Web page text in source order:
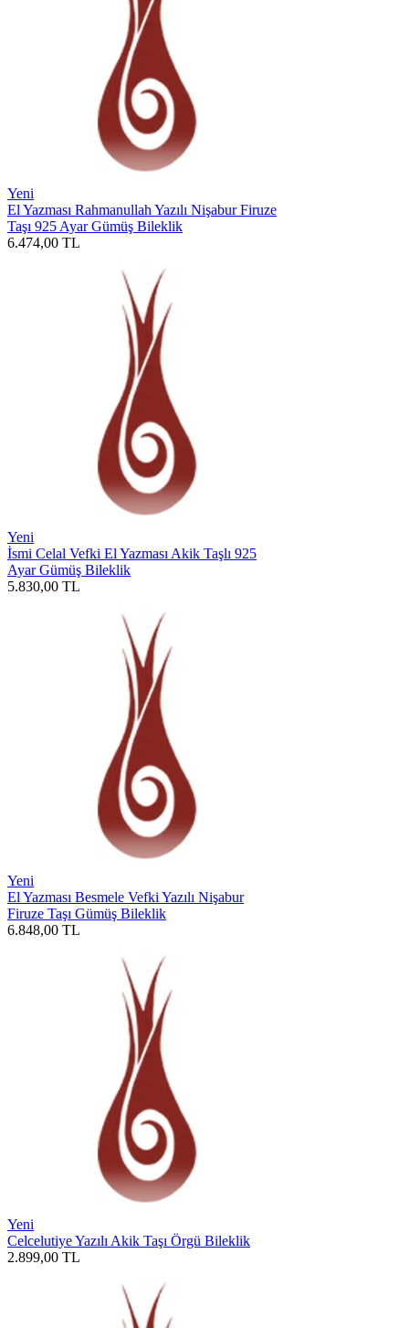
Yeni
El Yazması Rahmanullah Yazılı Nişabur Firuze
Taşı 925 Ayar Gümüş Bileklik
6.474,00 TL
Yeni
İsmi Celal Vefki El Yazması Akik Taşlı 925
Ayar Gümüş Bileklik
5.830,00 TL
Yeni
El Yazması Besmele Vefki Yazılı Nişabur
Firuze Taşı Gümüş Bileklik
6.848,00 TL
Yeni
Celcelutiye Yazılı Akik Taşı Örgü Bileklik
2.899,00 TL